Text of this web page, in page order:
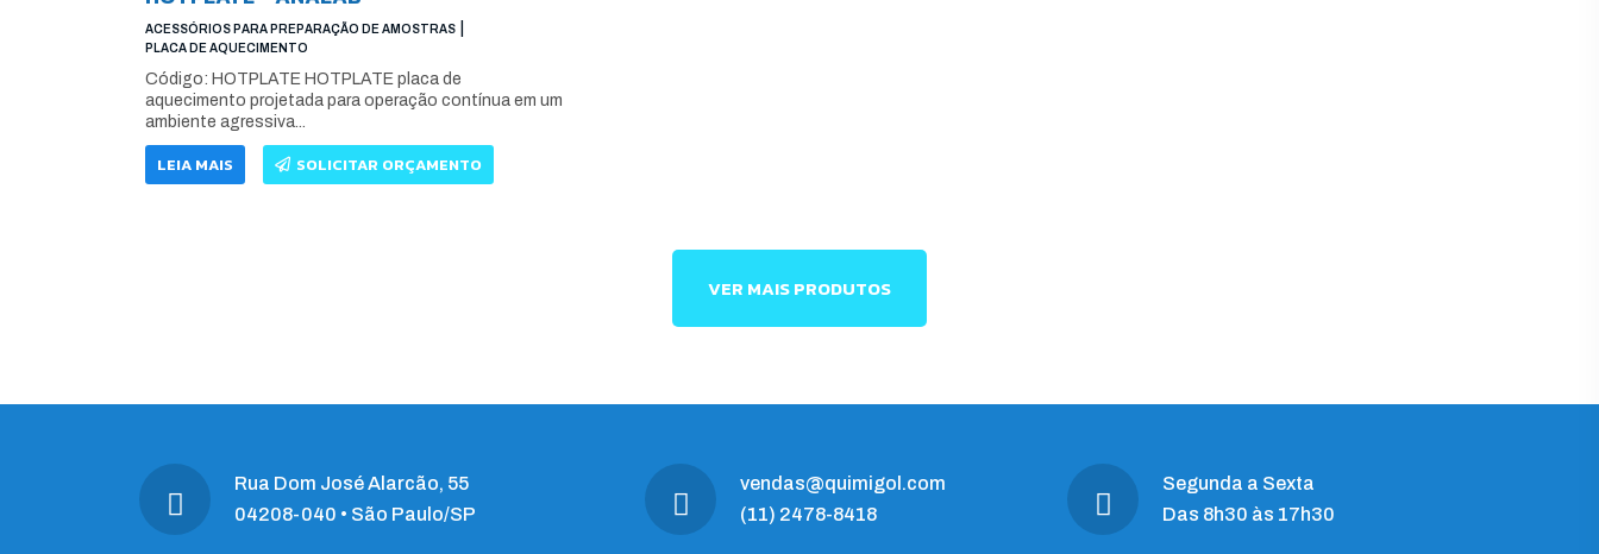
ACESSÓRIOS PARA PREPARAÇÃO DE AMOSTRAS
PLACA DE AQUECIMENTO
Código: HOTPLATE HOTPLATE placa de
aquecimento projetada para operação contínua em um
ambiente agressiva...
LEIA MAIS SOLICITAR ORÇAMENTO
VER MAIS PRODUTOS
Rua Dom José Alarcão, 55
04208-040 • São Paulo/SP
vendas@quimigol.com
(11) 2478-8418
Segunda a Sexta
Das 8h30 às 17h30